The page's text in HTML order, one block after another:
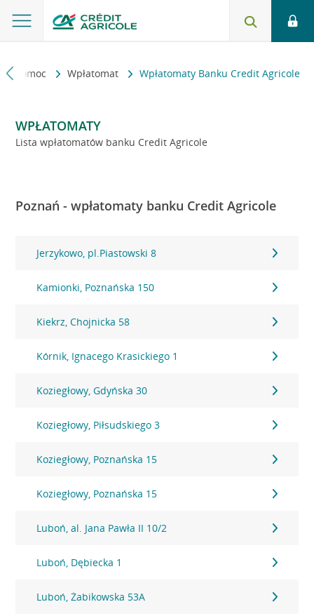
i pomoc Wpłatomat Wpłatomaty Banku Credit Agricole
WPŁATOMATY
Lista wpłatomatów banku Credit Agricole
Poznań - wpłatomaty banku Credit Agricole
Jerzykowo, pl.Piastowski 8
Kamionki, Poznańska 150
Kiekrz, Chojnicka 58
Kórnik, Ignacego Krasickiego 1
Koziegłowy, Gdyńska 30
Koziegłowy, Piłsudskiego 3
Koziegłowy, Poznańska 15
Koziegłowy, Poznańska 15
Luboń, al. Jana Pawła II 10/2
Luboń, Dębiecka 1
Luboń, Żabikowska 53A